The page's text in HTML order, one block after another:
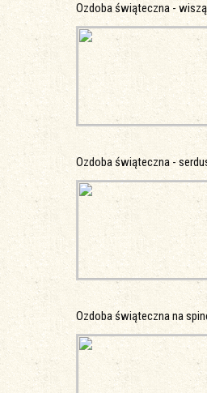
Ozdoba świąteczna -
Ozdoba świąteczna -
Ozdoba świąteczna na